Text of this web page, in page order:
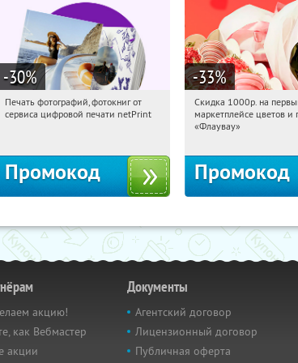
-30%
06:30:04 Получили:
Печать фотографий, фотокниг от
сервиса цифровой печати netPrint
Промокод
-33%
06:30:04
Россия
Скидка 1000р. на
маркетплейсе цветов и
«Флаувау»
Промокод
акцию!
как Вебмастер
акции
Документы
Агентский договор
Лицензионный договор
Публичная оферта